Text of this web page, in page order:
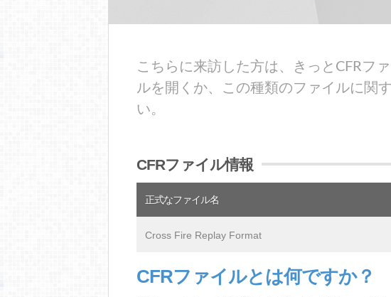
こちらに来訪した方は、きっとCFRフ
ルを開くか、この種類のファイルに関
い。
CFRファイル情報
正式なファイル名
Cross Fire Replay Format
CFRファイルとは何ですか？